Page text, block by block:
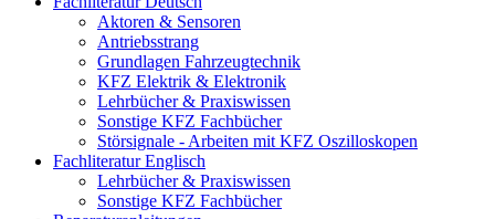
Aktoren & Sensoren
Antriebsstrang
Grundlagen Fahrzeugtechnik
KFZ Elektrik & Elektronik
Lehrbücher & Praxiswissen
Sonstige KFZ Fachbücher
Störsignale - Arbeiten mit KFZ Oszilloskopen
Fachliteratur Englisch
Lehrbücher & Praxiswissen
Sonstige KFZ Fachbücher